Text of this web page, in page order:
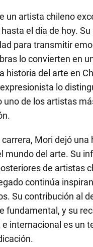
un artista chileno
el día de hoy.
para transmitir
lo convierten en
historia del arte en
lo
uno de los artistas
Mori dejó una
mundo del arte. Su
de artistas
continúa
Su contribución al
fundamental, y su
e internacional es un